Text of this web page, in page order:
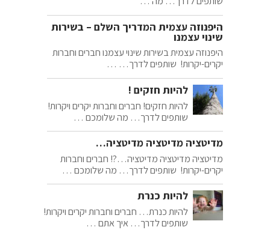
היפנוזה עצמית המדריך השלם – בשירות
שינוי עצמנו
היפנוזה עצמית בשירות שינוי עצמנו חברים וחברות
יקרים-יקרות! שותפים לדרך… …
להיות חזקים !
להיות חזקים! חברים וחברות יקרים ויקרות!
שותפים לדרך… מה שלומכם …
מדיטציה מדיטציה מדיטציה…
מדיטציה מדיטציה מדיטציה…?! חברים וחברות
יקרים-יקרות! שותפים לדרך… מה שלומכם …
להיות כנרת
להיות כנרת… חברים וחברות יקרים ויקרות!
שותפים לדרך… איך אתם …